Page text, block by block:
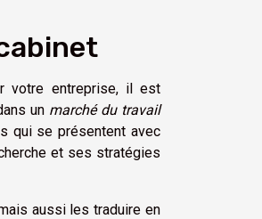
votre entreprise, il est
un marché du travail
qui se présentent avec
et ses stratégies
aussi les traduire en